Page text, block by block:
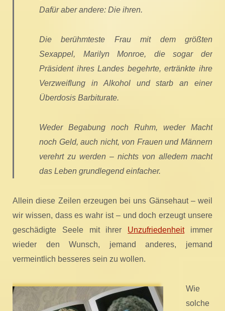
Dafür aber andere: Die ihren.
Die berühmteste Frau mit dem größten
Sexappel, Marilyn Monroe, die sogar der
Präsident ihres Landes begehrte, ertränkte ihre
Verzweiflung in Alkohol und starb an einer
Überdosis Barbiturate.
Weder Begabung noch Ruhm, weder Macht
noch Geld, auch nicht, von Frauen und Männern
verehrt zu werden – nichts von alledem macht
das Leben grundlegend einfacher.
Allein diese Zeilen erzeugen bei uns Gänsehaut – weil
wir wissen, dass es wahr ist – und doch erzeugt unsere
geschädigte Seele mit ihrer Unzufriedenheitimmer
wieder den Wunsch, jemand anderes, jemand
vermeintlich besseres sein zu wollen.
Wie
solche